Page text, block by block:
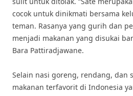
cocok untuk dinikmati bersama
teman. Rasanya yang gurih dan
menjadi makanan yang disukai
Bara Pattiradjawane.
Selain nasi goreng, rendang, dan
makanan terfavorit di Indonesia